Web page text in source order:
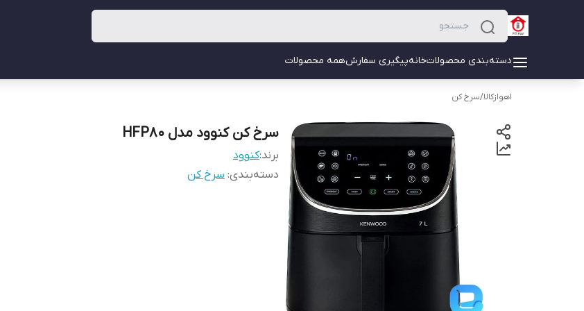
دسته‌بندی محصولاتخانهپیگیری سفارشهمه محصولات
اهوازکالا/سرخ کن
سرخ کن کنوود مدل HFP80
برند:کنوود
دسته‌بندی: سرخ کن